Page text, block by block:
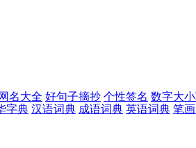
网名大全 好句子摘抄 个性签名 数字大
字典 汉语词典 成语词典 英语词典 笔